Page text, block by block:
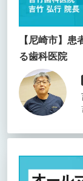
【尼崎市】
る歯科医院